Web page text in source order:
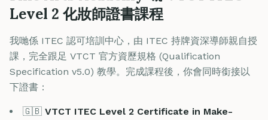
Level 2 化妝師證書課程
我哋係 ITEC 認可培訓中心，由 ITEC 持牌資深導師親自授
課，完全跟足 VTCT 官方資歷規格 (Qualification
Specification v5.0) 教學。完成課程後，你會同時銜接以
下證書：
🇬🇧 VTCT ITEC Level 2 Certificate in Make-